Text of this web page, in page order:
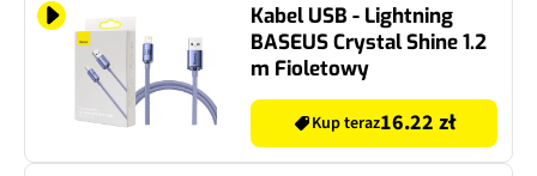
Kabel USB - Lightning
BASEUS Crystal Shine 1.2
m Fioletowy
Kup teraz16.22 zł